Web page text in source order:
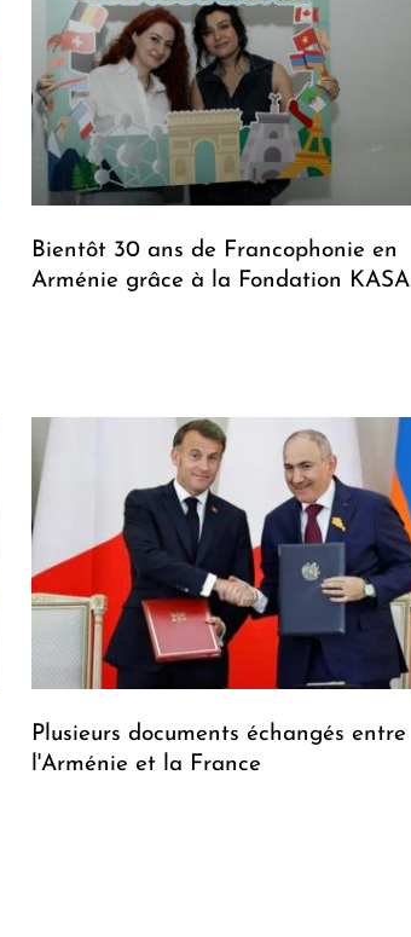
Bientôt 30 ans de Francophonie en
Arménie grâce à la Fondation KASA
Plusieurs documents échangés entre
l'Arménie et la France